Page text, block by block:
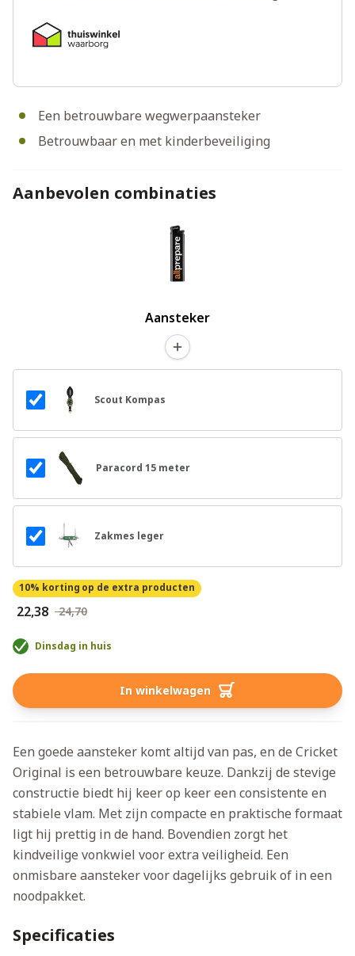
Een betrouwbare wegwerpaansteker
Betrouwbaar en met kinderbeveiliging
Aanbevolen combinaties
Aansteker
Scout Kompas
Paracord 15 meter
Zakmes leger
10% korting op de extra producten
€ 22,38 € 24,70
Dinsdag in huis
In winkelwagen
Een goede aansteker komt altijd van pas, en de Cricket
Original is een betrouwbare keuze. Dankzij de stevige
constructie biedt hij keer op keer een consistente en
stabiele vlam. Met zijn compacte en praktische formaat
ligt hij prettig in de hand. Bovendien zorgt het
kindveilige vonkwiel voor extra veiligheid. Een
onmisbare aansteker voor dagelijks gebruik of in een
noodpakket.
Specificaties